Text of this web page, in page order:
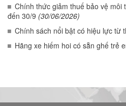
Chính thức giảm thuế bảo vệ môi
đến 30/9 (30/06/2026)
Chính sách nổi bật có hiệu lực từ
Hãng xe hiếm hoi có sẵn ghế trẻ